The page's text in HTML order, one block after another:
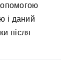
і даний
після